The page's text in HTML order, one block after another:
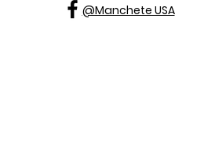
@Manchete USA